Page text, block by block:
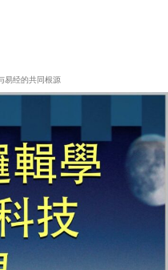
易经的共同根源